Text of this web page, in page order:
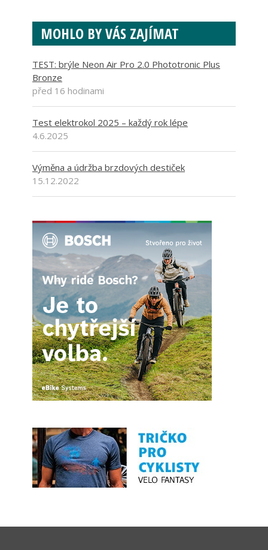
MOHLO BY VÁS ZAJÍMAT
TEST: brýle Neon Air Pro 2.0 Phototronic Plus
Bronze
před 16 hodinami
Test elektrokol 2025 – každý rok lépe
4.6.2025
Výměna a údržba brzdových destiček
15.12.2022